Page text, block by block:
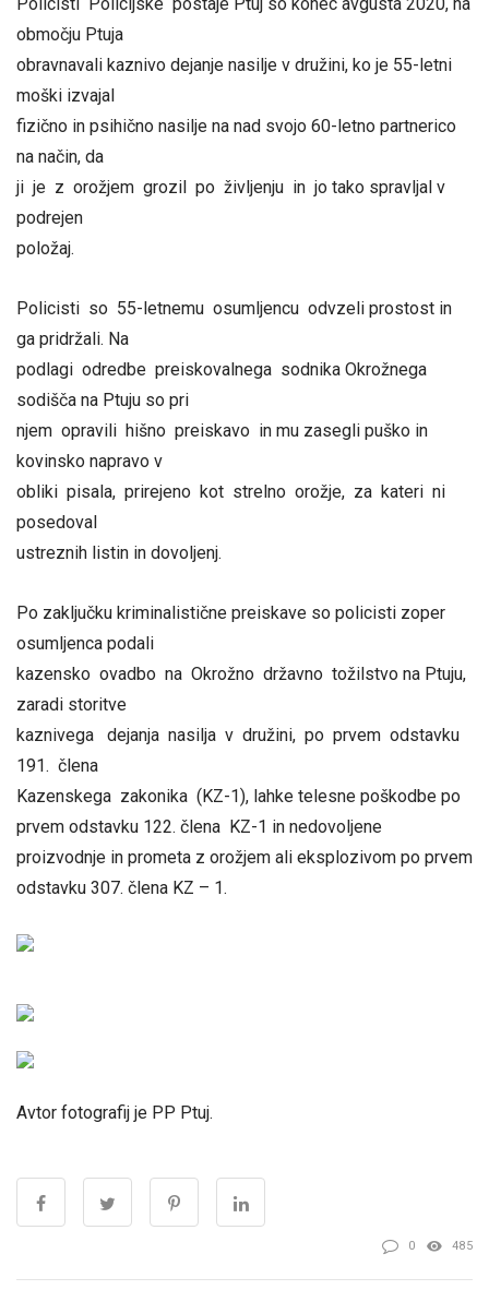
območju Ptuja
obravnavali kaznivo dejanje nasilje v družini, ko je 55-letni
moški izvajal
fizično in psihično nasilje na nad svojo 60-letno partnerico
na način, da
ji je z orožjem grozil po življenju in jo tako spravljal v
podrejen
položaj.
Policisti so 55-letnemu osumljencu odvzeli prostost in
ga pridržali. Na
podlagi odredbe preiskovalnega sodnika Okrožnega
sodišča na Ptuju so pri
njem opravili hišno preiskavo in mu zasegli puško in
kovinsko napravo v
obliki pisala, prirejeno kot strelno orožje, za kateri ni
posedoval
ustreznih listin in dovoljenj.
Po zaključku kriminalistične preiskave so policisti zoper
osumljenca podali
kazensko ovadbo na Okrožno državno tožilstvo na Ptuju,
zaradi storitve
kaznivega dejanja nasilja v družini, po prvem odstavku
191. člena
Kazenskega zakonika (KZ-1), lahke telesne poškodbe po
prvem odstavku 122. člena KZ-1 in nedovoljene
proizvodnje in prometa z orožjem ali eksplozivom po prvem
odstavku 307. člena KZ – 1.
Avtor fotografij je PP Ptuj.
0 485